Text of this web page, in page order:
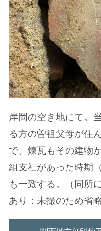
岸岡の空き地にて。
る方の曽祖父母が住
で、煉瓦もその建物
組支社があった時期
も一致する。（同所
あり：未撮のため省略